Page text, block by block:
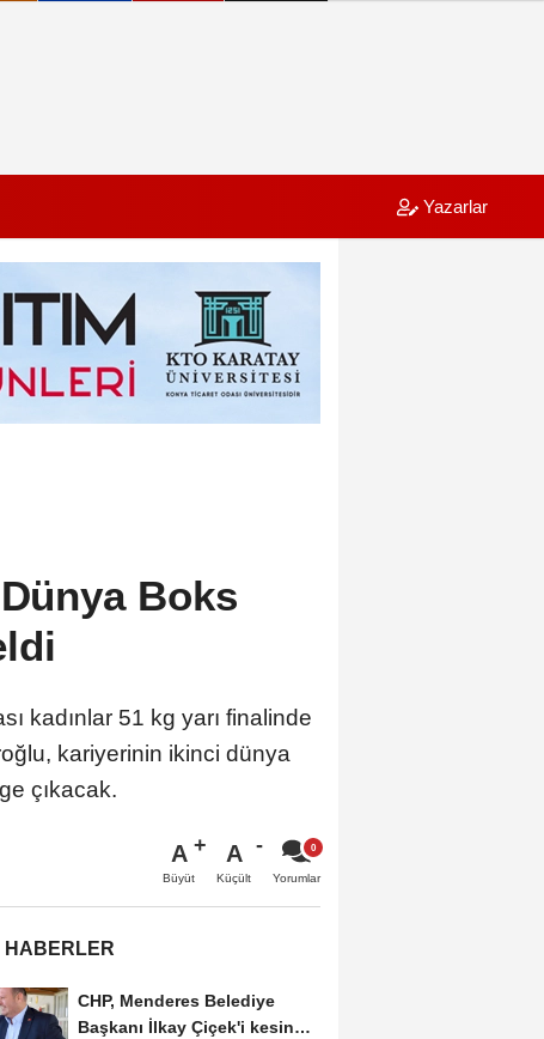
Yazarlar
Boks
kadınlar 51 kg yarı finalinde
kariyerinin ikinci dünya
çıkacak.
A
Büyüt
A
Küçült Yorumlar
HABERLER
CHP, Menderes Belediye
Başkanı İlkay Çiçek'i kesin